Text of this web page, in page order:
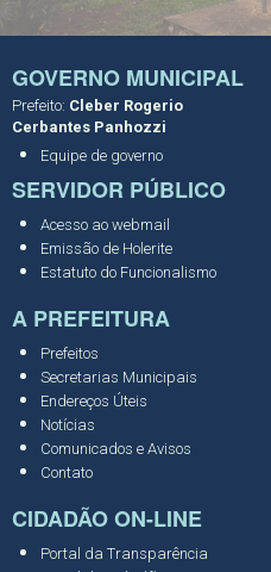
GOVERNO MUNICIPAL
Prefeito: Cleber Rogerio
Cerbantes Panhozzi
Equipe de governo
SERVIDOR PÚBLICO
Acesso ao webmail
Emissão de Holerite
Estatuto do Funcionalismo
A PREFEITURA
Prefeitos
Secretarias Municipais
Endereços Úteis
Notícias
Comunicados e Avisos
Contato
CIDADÃO ON-LINE
Portal da Transparência